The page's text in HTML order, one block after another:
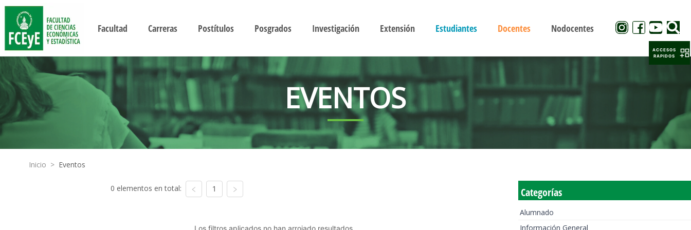
Facultad Carreras Postítulos Posgrados Investigación Extensión Estudiantes Docentes Nodocentes
EVENTOS
Inicio > Eventos
0 elementos en total: 1
Los filtros aplicados no han arrojado resultados
Categorías
Alumnado
Información General
ACCESOS
RAPIDOS